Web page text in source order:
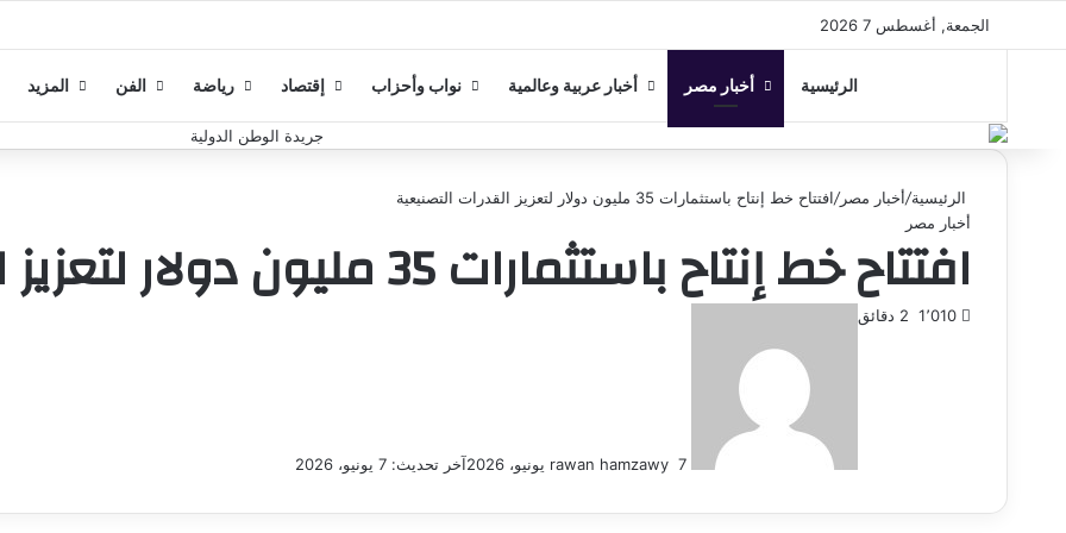
الجمعة, أغسطس 7 2026
الرئيسية أخبار مصر أخبار عربية وعالمية نواب وأحزاب إقتصاد رياضة الفن المزيد
الرئيسية/أخبار مصر/افتتاح خط إنتاح باستثمارات 35 مليون دولار لتعزيز القدرات التصنيعية
أخبار مصر
افتتاح خط إنتاح باستثمارات 35 مليون دولار لتعزيز القدرات التصنيعية
rawan hamzawy 7 يونيو، 2026 آخر تحديث: 7 يونيو، 2026